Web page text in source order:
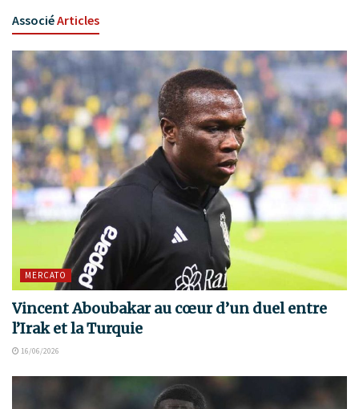
AssociéArticles
MERCATO
Vincent Aboubakar au cœur d’un duel entre
l’Irak et la Turquie
16/06/2026